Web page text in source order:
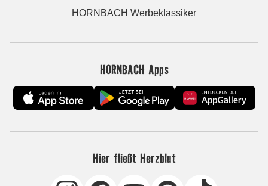
HORNBACH Werbeklassiker
HORNBACH Apps
Hier fließt Herzblut